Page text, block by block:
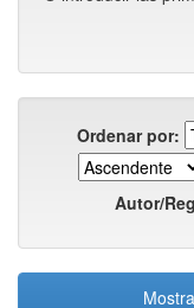
Ordenar por:
Autor/